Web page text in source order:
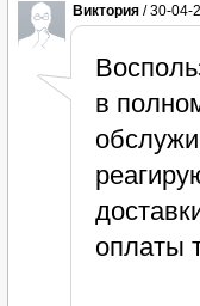
Виктория / 30-04-
в
оплаты